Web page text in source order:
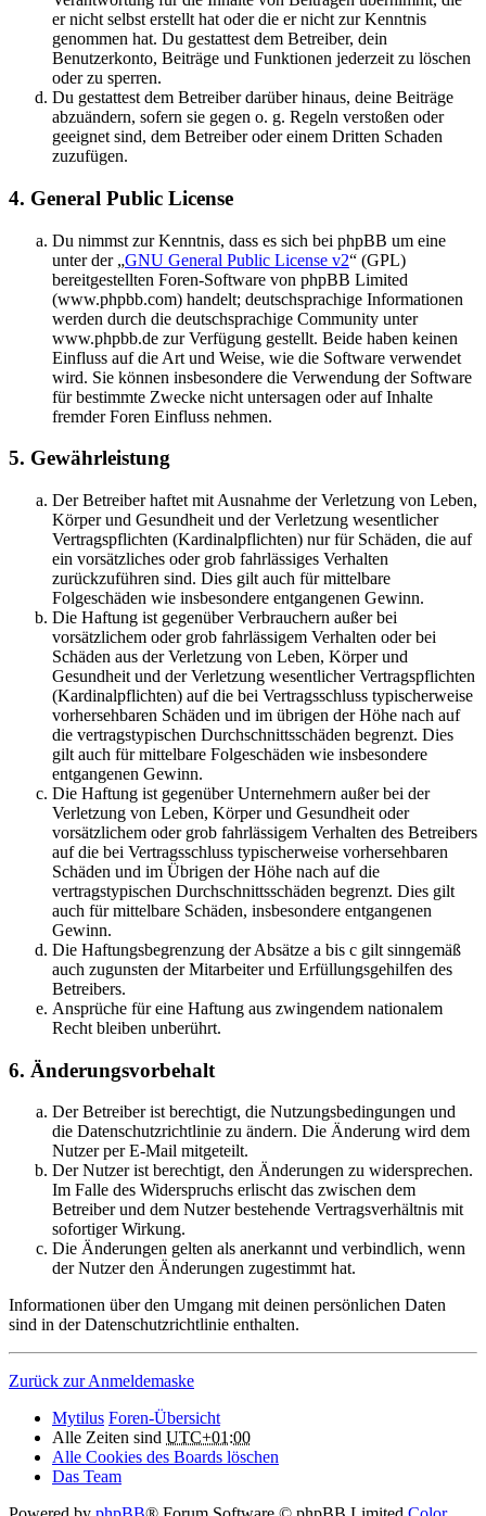
er nicht selbst erstellt hat oder die er nicht zur Kenntnis
genommen hat. Du gestattest dem Betreiber, dein
Benutzerkonto, Beiträge und Funktionen jederzeit zu löschen
oder zu sperren.
Du gestattest dem Betreiber darüber hinaus, deine Beiträge
abzuändern, sofern sie gegen o. g. Regeln verstoßen oder
geeignet sind, dem Betreiber oder einem Dritten Schaden
zuzufügen.
4. General Public License
Du nimmst zur Kenntnis, dass es sich bei phpBB um eine
unter der „GNU General Public License v2“ (GPL)
bereitgestellten Foren-Software von phpBB Limited
(www.phpbb.com) handelt; deutschsprachige Informationen
werden durch die deutschsprachige Community unter
www.phpbb.de zur Verfügung gestellt. Beide haben keinen
Einfluss auf die Art und Weise, wie die Software verwendet
wird. Sie können insbesondere die Verwendung der Software
für bestimmte Zwecke nicht untersagen oder auf Inhalte
fremder Foren Einfluss nehmen.
5. Gewährleistung
Der Betreiber haftet mit Ausnahme der Verletzung von Leben,
Körper und Gesundheit und der Verletzung wesentlicher
Vertragspflichten (Kardinalpflichten) nur für Schäden, die auf
ein vorsätzliches oder grob fahrlässiges Verhalten
zurückzuführen sind. Dies gilt auch für mittelbare
Folgeschäden wie insbesondere entgangenen Gewinn.
Die Haftung ist gegenüber Verbrauchern außer bei
vorsätzlichem oder grob fahrlässigem Verhalten oder bei
Schäden aus der Verletzung von Leben, Körper und
Gesundheit und der Verletzung wesentlicher Vertragspflichten
(Kardinalpflichten) auf die bei Vertragsschluss typischerweise
vorhersehbaren Schäden und im übrigen der Höhe nach auf
die vertragstypischen Durchschnittsschäden begrenzt. Dies
gilt auch für mittelbare Folgeschäden wie insbesondere
entgangenen Gewinn.
Die Haftung ist gegenüber Unternehmern außer bei der
Verletzung von Leben, Körper und Gesundheit oder
vorsätzlichem oder grob fahrlässigem Verhalten des Betreibers
auf die bei Vertragsschluss typischerweise vorhersehbaren
Schäden und im Übrigen der Höhe nach auf die
vertragstypischen Durchschnittsschäden begrenzt. Dies gilt
auch für mittelbare Schäden, insbesondere entgangenen
Gewinn.
Die Haftungsbegrenzung der Absätze a bis c gilt sinngemäß
auch zugunsten der Mitarbeiter und Erfüllungsgehilfen des
Betreibers.
Ansprüche für eine Haftung aus zwingendem nationalem
Recht bleiben unberührt.
6. Änderungsvorbehalt
Der Betreiber ist berechtigt, die Nutzungsbedingungen und
die Datenschutzrichtlinie zu ändern. Die Änderung wird dem
Nutzer per E-Mail mitgeteilt.
Der Nutzer ist berechtigt, den Änderungen zu widersprechen.
Im Falle des Widerspruchs erlischt das zwischen dem
Betreiber und dem Nutzer bestehende Vertragsverhältnis mit
sofortiger Wirkung.
Die Änderungen gelten als anerkannt und verbindlich, wenn
der Nutzer den Änderungen zugestimmt hat.
Informationen über den Umgang mit deinen persönlichen Daten
sind in der Datenschutzrichtlinie enthalten.
Zurück zur Anmeldemaske
Mytilus Foren-Übersicht
Alle Zeiten sind UTC+01:00
Alle Cookies des Boards löschen
Das Team